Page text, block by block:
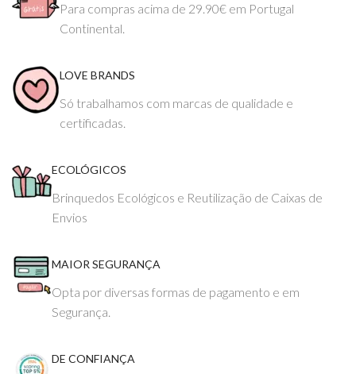
Para compras acima de 29.90€ em Portugal
Continental.
LOVE BRANDS
Só trabalhamos com marcas de qualidade e
certificadas.
ECOLÓGICOS
Brinquedos Ecológicos e Reutilização de Caixas de
Envios
MAIOR SEGURANÇA
Opta por diversas formas de pagamento e em
Segurança.
DE CONFIANÇA